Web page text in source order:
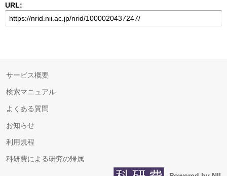
URL:
サービス概要
検索マニュアル
よくある質問
お知らせ
利用規程
科研費による研究の帰属